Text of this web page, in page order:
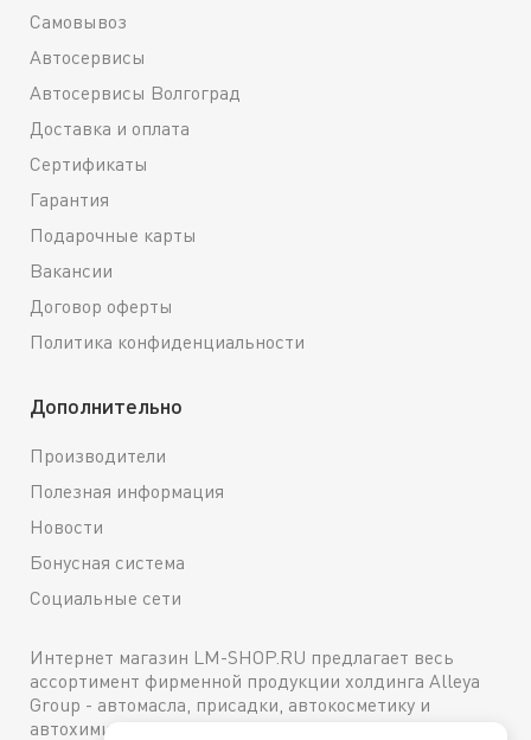
Самовывоз
Автосервисы
Автосервисы Волгоград
Доставка и оплата
Сертификаты
Гарантия
Подарочные карты
Вакансии
Договор оферты
Политика конфиденциальности
Дополнительно
Производители
Полезная информация
Новости
Бонусная система
Социальные сети
Интернет магазин LM-SHOP.RU предлагает весь
ассортимент фирменной продукции холдинга Alleya
Group - автомасла, присадки, автокосметику и
автохимию. Каталог содержит подробное описание